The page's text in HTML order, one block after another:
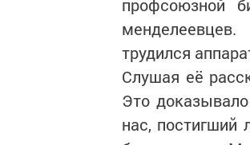
профсоюзной
трудился
Слушая её
Это
нас,